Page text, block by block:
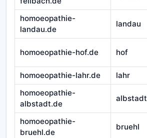
homoeopathie-
landau.de
landau
homoeopathie-hof.de hof
homoeopathie-lahr.de lahr
homoeopathie-
albstadt.de
albstadt
homoeopathie-
bruehl.de
bruehl